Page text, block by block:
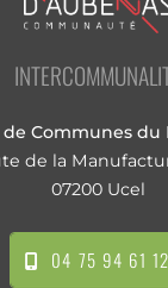
Communes du
de la
07200 Ucel
04 75 94 61 12